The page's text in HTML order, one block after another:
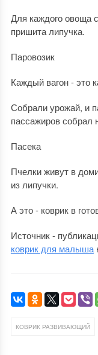
Для каждого овоща
пришита липучка.
Паровозик
Каждый вагон - это
Собрали урожай, и
пассажиров собрал
Пасека
Пчелки живут в
из липучки.
А это - коврик в
Источник -
коврик для малыша
КОВРИК РАЗВИВАЮЩИЙ